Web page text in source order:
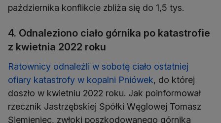
października konflikcie zbliża się do 1,5 tys.
4. Odnaleziono ciało górnika po katastrofie
z kwietnia 2022 roku
Ratownicy odnaleźli w sobotę ciało ostatniej
ofiary katastrofy w kopalni Pniówek, do której
doszło w kwietniu 2022 roku. Jak poinformował
rzecznik Jastrzębskiej Spółki Węglowej Tomasz
Siemieniec, zwłoki poszkodowanego górnika